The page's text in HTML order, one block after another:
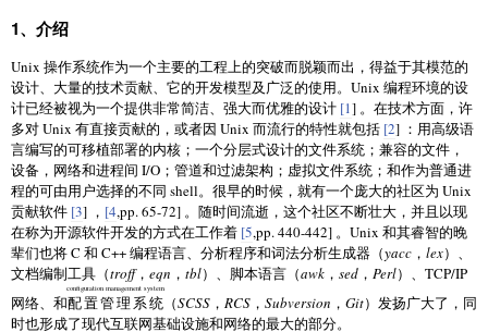
1、介绍
Unix 操作系统作为一个主要的工程上的突破而脱颖而出，得益于其模范的
设计、大量的技术贡献、它的开发模型及广泛的使用。Unix 编程环境的设
计已经被视为一个提供非常简洁、强大而优雅的设计 [1] 。在技术方面，许
多对 Unix 有直接贡献的，或者因 Unix 而流行的特性就包括 [2] ：用高级语
言编写的可移植部署的内核；一个分层式设计的文件系统；兼容的文件，
设备，网络和进程间 I/O；管道和过滤架构；虚拟文件系统；和作为普通进
程的可由用户选择的不同 shell。很早的时候，就有一个庞大的社区为 Unix
贡献软件 [3] ， [4,pp. 65-72] 。随时间流逝，这个社区不断壮大，并且以现
在称为开源软件开发的方式在工作着 [5,pp. 440-442] 。Unix 和其睿智的晚
辈们也将 C 和 C++ 编程语言、分析程序和词法分析生成器（yacc ， lex）、
文档编制工具（troff， eqn ， tbl）、脚本语言（awk ， sed ， Perl）、TCP/IP
网络、和配置管理系统
configuration management system
（SCSS ， RCS ， Subversion ， Git）发扬广大了，同
时也形成了现代互联网基础设施和网络的最大的部分。